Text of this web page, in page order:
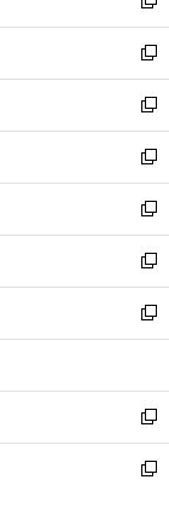
開
く
ウ
で
開
く
ン
ド
ウ
で
開
く
い
ウ
ィ
ン
ド
ウ
で
開
く
新
し
い
ウ
ィ
ン
ド
ウ
で
開
く
新
し
い
ウ
ィ
ン
ド
ウ
で
開
く
新
し
い
ウ
ィ
ン
ド
ウ
で
開
新
し
い
ウ
ィ
ン
ド
ウ
開
く
新
し
い
ウ
ィ
ン
ウ
で
開
く
新
し
い
ウ
ン
ド
ウ
で
新
し
ウ
ィ
ン
ド
新
し
い
新